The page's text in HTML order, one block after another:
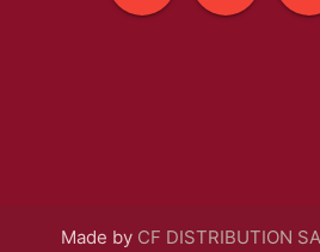
Made by CF DISTRIBUTION SA